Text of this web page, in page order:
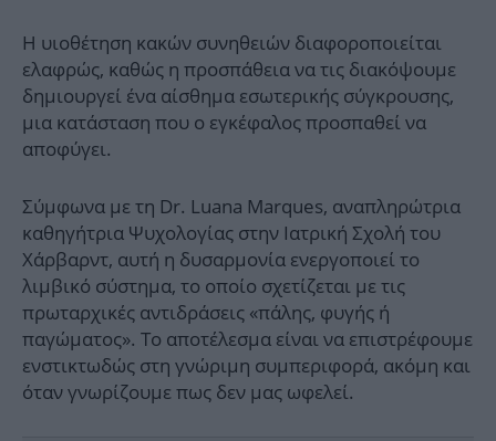
Η υιοθέτηση κακών συνηθειών διαφοροποιείται
ελαφρώς, καθώς η προσπάθεια να τις διακόψουμε
δημιουργεί ένα αίσθημα εσωτερικής σύγκρουσης,
μια κατάσταση που ο εγκέφαλος προσπαθεί να
αποφύγει.
Σύμφωνα με τη Dr. Luana Marques, αναπληρώτρια
καθηγήτρια Ψυχολογίας στην Ιατρική Σχολή του
Χάρβαρντ, αυτή η δυσαρμονία ενεργοποιεί το
λιμβικό σύστημα, το οποίο σχετίζεται με τις
πρωταρχικές αντιδράσεις «πάλης, φυγής ή
παγώματος». Το αποτέλεσμα είναι να επιστρέφουμε
ενστικτωδώς στη γνώριμη συμπεριφορά, ακόμη και
όταν γνωρίζουμε πως δεν μας ωφελεί.